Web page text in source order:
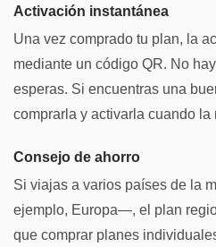
Activación instantánea
Una vez comprado tu plan, la
mediante un código QR. No
esperas. Si encuentras una
comprarla y activarla cuando la
Consejo de ahorro
Si viajas a varios países de la
ejemplo, Europa—, el plan
que comprar planes